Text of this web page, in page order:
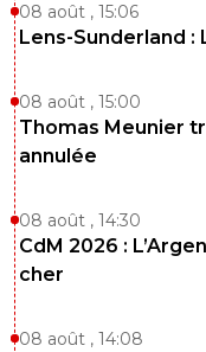
08 août , 15:06
Lens-Sunderland :
08 août , 15:00
Thomas Meunier
annulée
08 août , 14:30
CdM 2026 :
cher
08 août , 14:08